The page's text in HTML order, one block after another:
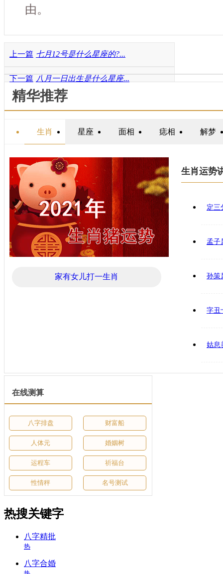
由。
上一篇 七月12号是什么星座的?...
下一篇 八月一日出生是什么星座...
精华推荐
生肖 星座 面相 痣相 解梦
家有女儿打一生肖
生肖运势
定三
孟子
孙策
字丑
姑息
在线测算
八字排盘 财富船
人体元 婚姻树
运程车 祈福台
性情秤 名号测试
热搜关键字
八字精批
热
八字合婚